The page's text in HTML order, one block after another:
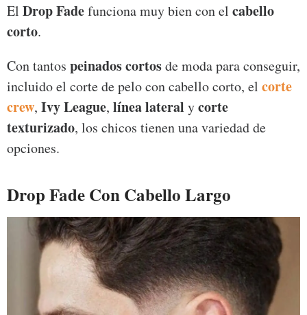
El Drop Fadefunciona muy bien con el cabello
corto.
Con tantos peinados cortosde moda para conseguir,
incluido el corte de pelo con cabello corto, el corte
crew, Ivy League, línea lateral ycorte
texturizado, los chicos tienen una variedad de
opciones.
Drop Fade Con Cabello Largo